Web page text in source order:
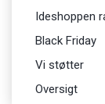
Ideshoppen
Black Friday
Vi støtter
Oversigt